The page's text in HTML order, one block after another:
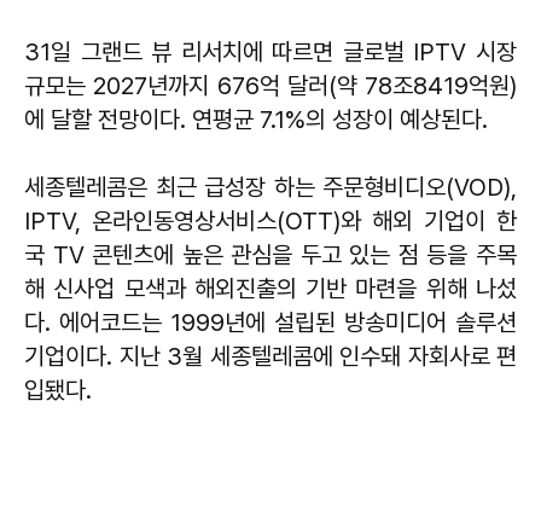
31일 그랜드 뷰 리서치에 따르면 글로벌 IPTV 시장
규모는 2027년까지 676억 달러(약 78조8419억원)
에 달할 전망이다. 연평균 7.1%의 성장이 예상된다.
세종텔레콤은 최근 급성장 하는 주문형비디오(VOD),
IPTV, 온라인동영상서비스(OTT)와 해외 기업이 한
국 TV 콘텐츠에 높은 관심을 두고 있는 점 등을 주목
해 신사업 모색과 해외진출의 기반 마련을 위해 나섰
다. 에어코드는 1999년에 설립된 방송미디어 솔루션
기업이다. 지난 3월 세종텔레콤에 인수돼 자회사로 편
입됐다.